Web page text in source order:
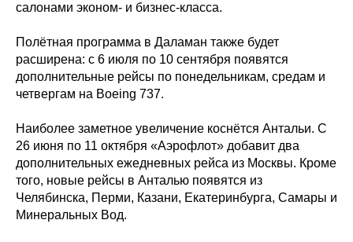
салонами эконом- и бизнес-класса.
Полётная программа в Даламан также будет
расширена: с 6 июля по 10 сентября появятся
дополнительные рейсы по понедельникам, средам и
четвергам на Boeing 737.
Наиболее заметное увеличение коснётся Антальи. С
26 июня по 11 октября «Аэрофлот» добавит два
дополнительных ежедневных рейса из Москвы. Кроме
того, новые рейсы в Анталью появятся из
Челябинска, Перми, Казани, Екатеринбурга, Самары и
Минеральных Вод.